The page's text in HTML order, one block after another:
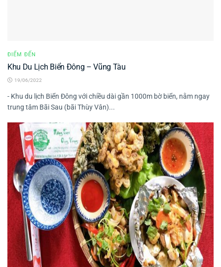
ĐIỂM ĐẾN
Khu Du Lịch Biển Đông – Vũng Tàu
19/06/2022
- Khu du lịch Biển Đông với chiều dài gần 1000m bờ biển, nằm ngay
trung tâm Bãi Sau (bãi Thùy Vân)...